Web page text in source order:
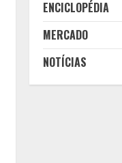
ENCICLOPÉDIA
MERCADO
NOTÍCIAS